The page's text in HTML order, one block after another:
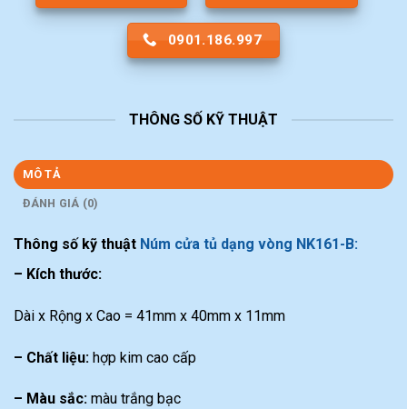
0901.186.997
THÔNG SỐ KỸ THUẬT
MÔ TẢ
ĐÁNH GIÁ (0)
Thông số kỹ thuật Núm cửa tủ dạng vòng NK161-B:
– Kích thước:
Dài x Rộng x Cao = 41mm x 40mm x 11mm
– Chất liệu: hợp kim cao cấp
– Màu sắc: màu trắng bạc